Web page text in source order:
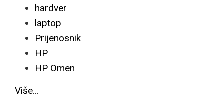
hardver
laptop
Prijenosnik
HP
HP Omen
Više...